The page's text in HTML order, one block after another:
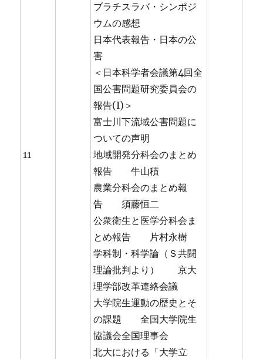
11
ブラチスラバ・シンポジ
ウムの感想
日本代表報告・日本の公
害
＜日本科学者会議第4回全
国公害問題研究委員会の
報告(I)＞
富士川下流域公害問題に
ついての声明
地域開発分科会のまとめ
報告 牛山積
農業分科会のまとめ報
告 須藤恒二
公衆衛生と医学分科会ま
とめ報告 片村永樹
学科制・科学論（Ｓ共闘
理論批判より） 京大
理学部改革連絡会議
大学院生運動の歴史とそ
の課題 全国大学院生
協議会全国理事会
北大における「大学立